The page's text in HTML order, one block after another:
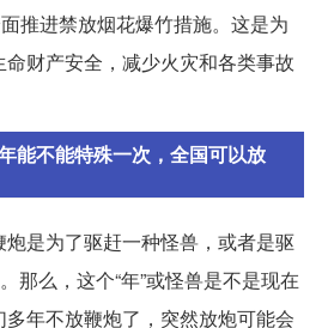
推进禁放烟花爆竹措施。这是为
财产安全，减少火灾和各类事故
能不能特殊一次，全国可以放
是为了驱赶一种怪兽，或者是驱
那么，这个“年”或怪兽是不是现在
年不放鞭炮了，突然放炮可能会